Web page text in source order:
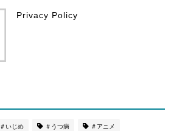
Privacy Policy
＃いじめ ＃うつ病 ＃アニメ